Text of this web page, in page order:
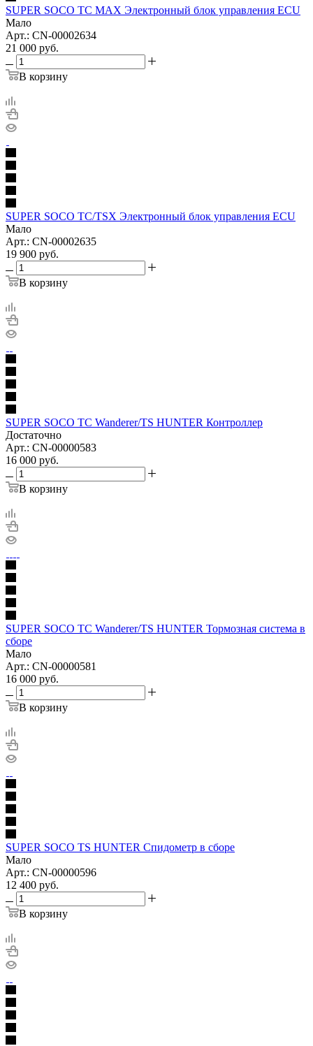
SUPER SOCO TC MAX Электронный блок управления ECU
Мало
Арт.: CN-00002634
21 000 руб.
В корзину
SUPER SOCO TC/TSX Электронный блок управления ECU
Мало
Арт.: CN-00002635
19 900 руб.
В корзину
SUPER SOCO TC Wanderer/TS HUNTER Контроллер
Достаточно
Арт.: CN-00000583
16 000 руб.
В корзину
SUPER SOCO TC Wanderer/TS HUNTER Тормозная система в
сборе
Мало
Арт.: CN-00000581
16 000 руб.
В корзину
SUPER SOCO TS HUNTER Спидометр в сборе
Мало
Арт.: CN-00000596
12 400 руб.
В корзину